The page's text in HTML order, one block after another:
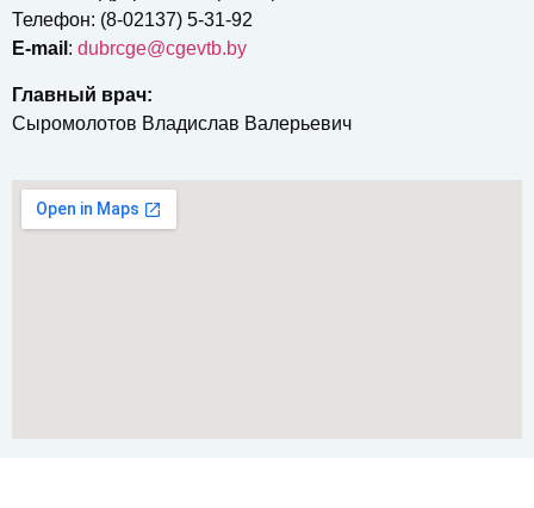
Телефон: (8-02137) 5-31-92
E-mail : dubrcgе@cgevtb.by
Главный врач:
Сыромолотов Владислав Валерьевич